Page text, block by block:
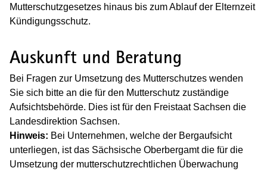
Mutterschutzgesetzes hinaus bis zum Ablauf der Elternzeit
Kündigungsschutz.
Auskunft und Beratung
Bei Fragen zur Umsetzung des Mutterschutzes wenden
Sie sich bitte an die für den Mutterschutz zuständige
Aufsichtsbehörde. Dies ist für den Freistaat Sachsen die
Landesdirektion Sachsen.
Hinweis: Bei Unternehmen, welche der Bergaufsicht
unterliegen, ist das Sächsische Oberbergamt die für die
Umsetzung der mutterschutzrechtlichen Überwachung